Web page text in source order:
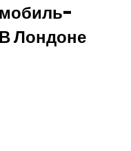
Лондоне